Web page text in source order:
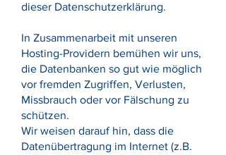
dieser Datenschutzerklärung.
In Zusammenarbeit mit unseren
Hosting-Providern bemühen wir uns,
die Datenbanken so gut wie möglich
vor fremden Zugriffen, Verlusten,
Missbrauch oder vor Fälschung zu
schützen.
Wir weisen darauf hin, dass die
Datenübertragung im Internet (z.B.